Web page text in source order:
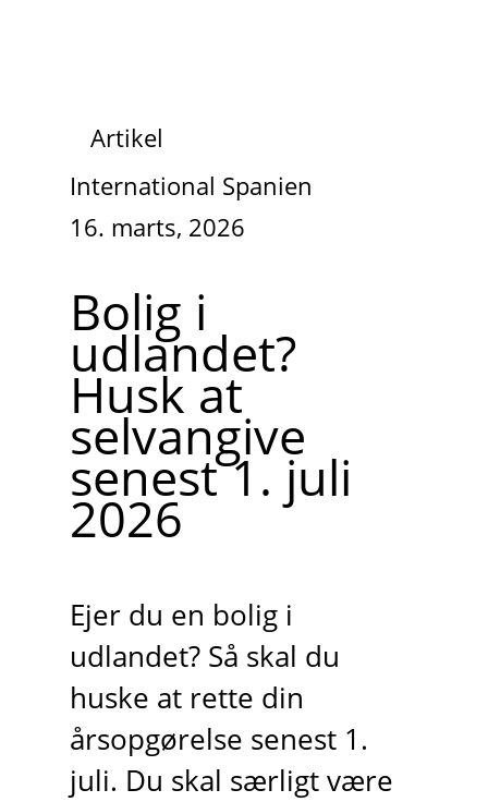
Artikel
International Spanien
16. marts, 2026
Bolig i
udlandet?
Husk at
selvangive
senest 1. juli
2026
Ejer du en bolig i
udlandet? Så skal du
huske at rette din
årsopgørelse senest 1.
juli. Du skal særligt være